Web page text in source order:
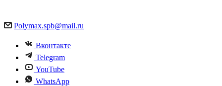
Polymax.spb@mail.ru
Вконтакте
Telegram
YouTube
WhatsApp